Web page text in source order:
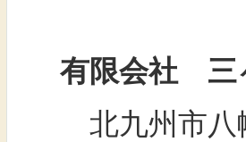
有限会社 三
北九州市八